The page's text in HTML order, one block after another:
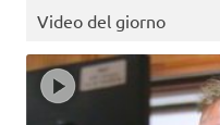
Video del giorno